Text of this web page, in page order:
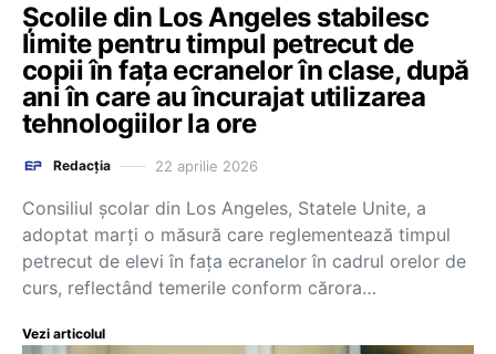
Şcolile din Los Angeles stabilesc
limite pentru timpul petrecut de
copii în faţa ecranelor în clase, după
ani în care au încurajat utilizarea
tehnologiilor la ore
Redacția 22 aprilie 2026
Consiliul şcolar din Los Angeles, Statele Unite, a
adoptat marţi o măsură care reglementează timpul
petrecut de elevi în faţa ecranelor în cadrul orelor de
curs, reflectând temerile conform cărora…
Vezi articolul